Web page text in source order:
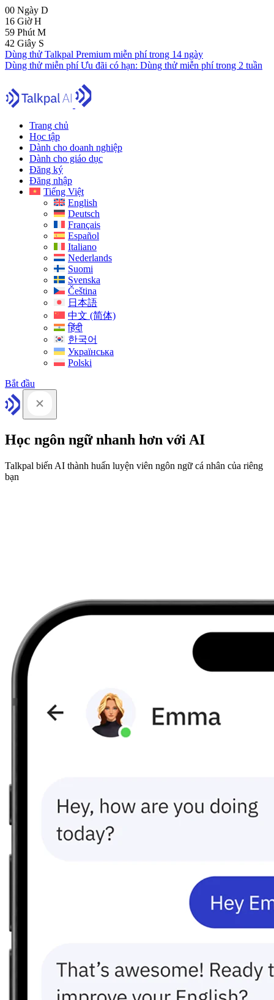
00 Ngày D
16 GiờH
59 Phút M
41 Giây S
Dùng thử Talkpal Premium miễn phí trong 14 ngày
Dùng thử miễn phíƯu đãi có hạn: Dùng thử miễn phí trong 2 tuần
Trang chủ
Học tập
Dành cho doanh nghiệp
Dành cho giáo dục
Đăng ký
Đăng nhập
Tiếng Việt
English
Deutsch
Français
Español
Italiano
Nederlands
Suomi
Svenska
Čeština
日本語
中文 (简体)
हिंदी
한국어
Українська
Polski
Bắt đầu
Học ngôn ngữ nhanh hơn với AI
Talkpal biến AI thành huấn luyện viên ngôn ngữ cá nhân của riêng
bạn